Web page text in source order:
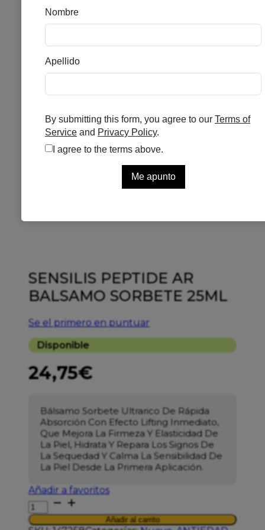
SENSILIS PEPTIDE AR
BALSAMO SORBETE 25ML
Se el primero en puntuar
Disponible
24,75€
Bálsamo Sorbete Ultrarico De Rápida
Absorción Con Efecto Lifting Inmediato,
Que Mejora La Firmeza Y Elasticidad De
La Piel, Hidrata Y Repara Los Signos De
La Sequedad Y Calma La Sensibilidad De
La Piel Desde La Primera Aplicación.
Añadir a favoritos
SENSILIS
PEPTIDE
AR
Añadir al carrito